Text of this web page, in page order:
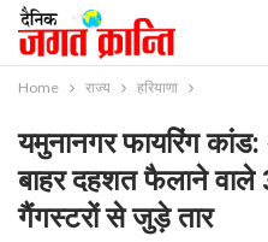
Home राज्य हरियाणा
यमुनानगर फायरिंग
बाहर दहशत फैलाने वाले
गैंगस्टरों से जुड़े तार